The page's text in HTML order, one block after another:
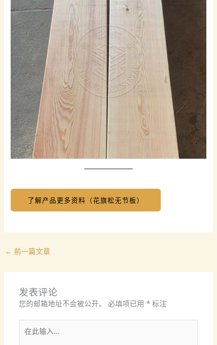
了解产品更多资料（花旗松无节板）
← 前一篇文章
发表评论
您的邮箱地址不会被公开。 必填项已用* 标注
此